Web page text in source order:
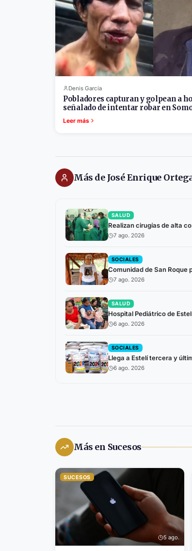
Denis García
Pobladores capturan y golpean a
señalado de intentar robar en
Leer más
Más de José Enrique
SALUD
Realizan cirugías de alta
7 ago. 2026
SOCIALES
Comunidad de San
7 ago. 2026
SALUD
Hospital Pediátrico de
6 ago. 2026
SOCIALES
Llega a Estelí tercera y
6 ago. 2026
Más en Sucesos
SUCESOS
5 ago.